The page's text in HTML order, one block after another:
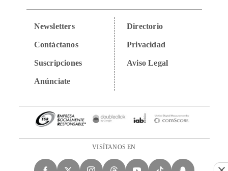
Newsletters
Contáctanos
Suscripciones
Anúnciate
Directorio
Privacidad
Aviso Legal
VISÍTANOS EN